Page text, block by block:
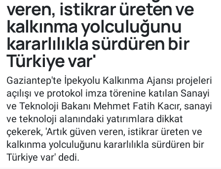
veren, istikrar üreten ve
kalkınma yolculuğunu
kararlılıkla sürdüren bir
Türkiye var'
Gaziantep'te İpekyolu Kalkınma Ajansı projeleri
açılışı ve protokol imza törenine katılan Sanayi
ve Teknoloji Bakanı Mehmet Fatih Kacır, sanayi
ve teknoloji alanındaki yatırımlara dikkat
çekerek, 'Artık güven veren, istikrar üreten ve
kalkınma yolculuğunu kararlılıkla sürdüren bir
Türkiye var' dedi.
Tüm Manşetler
Son Dakika Haberleri
Haber Arşivi